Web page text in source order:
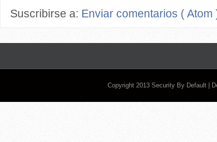
Suscribirse a: Enviar comentarios ( Atom
Copyright 2013 Security By Default |